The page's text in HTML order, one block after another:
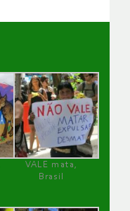
VALE mata,
Brasil